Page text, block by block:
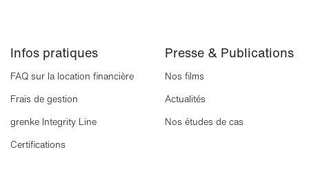
Infos pratiques
FAQ sur la location financière
Frais de gestion
grenke Integrity Line
Certifications
Presse & Publications
Nos films
Actualités
Nos études de cas